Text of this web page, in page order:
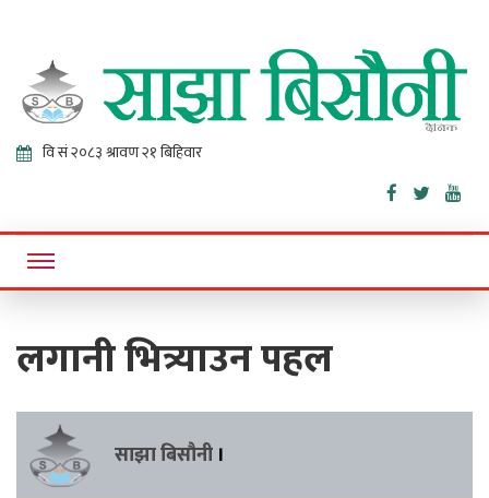
Sajha
Bisaunee
Online News Portal
लगानी भित्र्याउन पहल
साझा बिसौनी ।